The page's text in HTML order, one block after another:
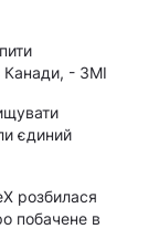
Канади, - ЗМІ
єдиний
розбилася
побачене в